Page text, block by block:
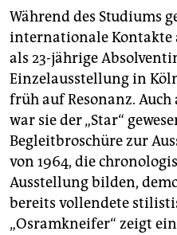
Während des Studiums
internationale Kontakte
als 23-jährige
Einzelausstellung in
früh auf Resonanz.
war sie der „Star“
Begleitbroschüre zur
von 1964, die
Ausstellung bilden,
bereits vollendete
„Osramkneifer“ zeigt